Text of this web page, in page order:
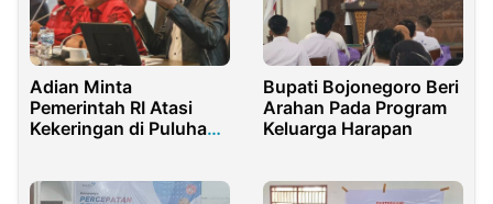
Adian Minta
Pemerintah RI Atasi
Kekeringan di Puluhan
Bupati Bojonegoro Beri
Arahan Pada Program
Keluarga Harapan